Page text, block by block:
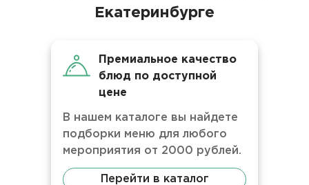
Екатеринбурге
Премиальное качество
блюд по доступной
цене
В нашем каталоге вы найдете
подборки меню для любого
мероприятия от 2000 рублей.
Перейти в каталог